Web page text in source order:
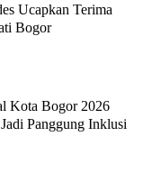
Ucapkan Terima
Bogor
Kota Bogor 2026
Panggung Inklusi